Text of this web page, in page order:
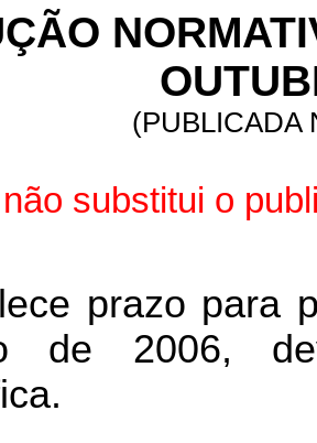
(PUBLICADA
substitui o
prazo para
de 2006,